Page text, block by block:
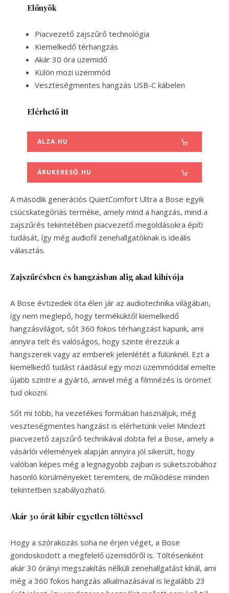
Előnyök
Piacvezető zajszűrő technológia
Kiemelkedő térhangzás
Akár 30 óra üzemidő
Külön mozi üzemmód
Veszteségmentes hangzás USB-C kábelen
Elérhető itt
ALZA.HU
ÁRUKERESŐ.HU
A második generációs QuietComfort Ultra a Bose egyik
csúcskategóriás terméke, amely mind a hangzás, mind a
zajszűrés tekintetében piacvezető megoldásokra építi
tudását, így még audiofil zenehallgatóknak is ideális
választás.
Zajszűrésben és hangzásban alig akad kihívója
A Bose évtizedek óta élen jár az audiotechnika világában,
így nem meglepő, hogy terméküktől kiemelkedő
hangzásvilágot, sőt 360 fokos térhangzást kapunk, ami
annyira telt és valóságos, hogy szinte érezzük a
hangszerek vagy az emberek jelenlétét a fülünknél. Ezt a
kiemelkedő tudást ráadásul egy mozi üzemmóddal emelte
újabb szintre a gyártó, amivel még a filmnézés is örömet
tud okozni.
Sőt mi több, ha vezetékes formában használjuk, még
veszteségmentes hangzást is elérhetünk vele! Mindezt
piacvezető zajszűrő technikával dobta fel a Bose, amely a
vásárlói vélemények alapján annyira jól sikerült, hogy
valóban képes még a legnagyobb zajban is süketszobához
hasonló körülményeket teremteni, de működése minden
tekintetben szabályozható.
Akár 30 órát kibír egyetlen töltéssel
Hogy a szórakozás soha ne érjen véget, a Bose
gondoskodott a megfelelő üzemidőről is. Töltésenként
akár 30 órányi megszakítás nélküli zenehallgatást kínál, ami
még a 360 fokos hangzás alkalmazásával is legalább 23